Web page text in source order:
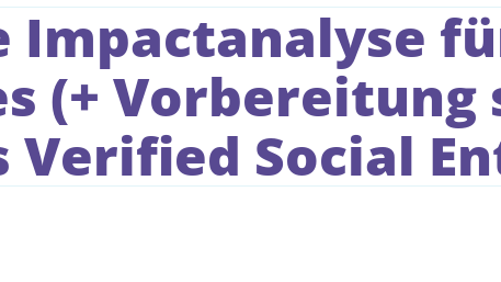
Impactanalyse
(+
Social